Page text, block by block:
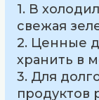
1. В
свежая
2. Ценные
хранить в
3. Для
продуктов